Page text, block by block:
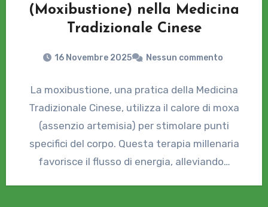
(Moxibustione) nella Medicina
Tradizionale Cinese
16 Novembre 2025 Nessun commento
La moxibustione, una pratica della Medicina
Tradizionale Cinese, utilizza il calore di moxa
(assenzio artemisia) per stimolare punti
specifici del corpo. Questa terapia millenaria
favorisce il flusso di energia, alleviando…